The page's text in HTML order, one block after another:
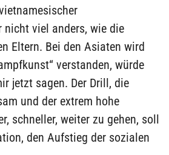
nicht viel anders, wie die
Eltern. Bei den Asiaten wird
verstanden, würde
jetzt sagen. Der Drill, die
und der extrem hohe
schneller, weiter zu gehen, soll
den Aufstieg der sozialen